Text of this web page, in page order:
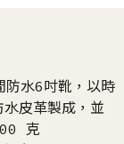
水6吋靴，以時
皮革製成，並
克